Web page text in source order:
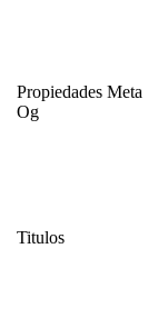
Propiedades Meta
Og
Titulos